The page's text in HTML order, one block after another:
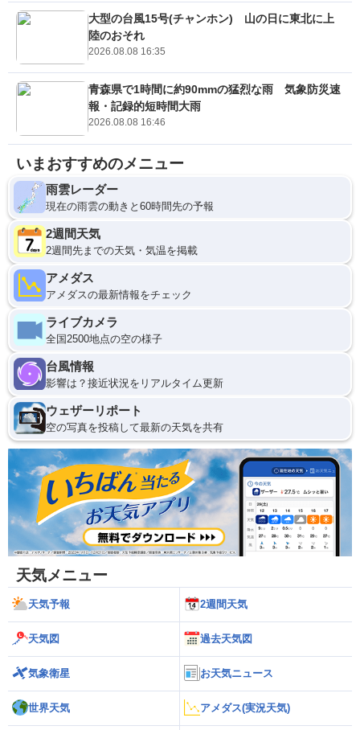
大型の台風15号(チャンホン) 山の日に東北に上
陸のおそれ
2026.08.08 16:35
青森県で1時間に約90mmの猛烈な雨 気象防災速
報・記録的短時間大雨
2026.08.08 16:46
いまおすすめのメニュー
雨雲レーダー
現在の雨雲の動きと60時間先の予報
2週間天気
2週間先までの天気・気温を掲載
アメダス
アメダスの最新情報をチェック
ライブカメラ
全国2500地点の空の様子
台風情報
影響は？接近状況をリアルタイム更新
ウェザーリポート
空の写真を投稿して最新の天気を共有
天気メニュー
天気予報 2週間天気
天気図 過去天気図
気象衛星 お天気ニュース
世界天気 アメダス(実況天気)